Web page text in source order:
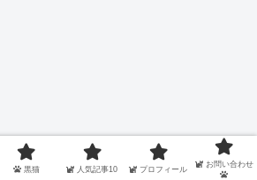
黒猫 人気記事10 プロフィール
お問い合わせ